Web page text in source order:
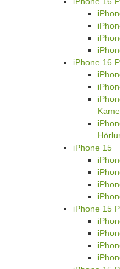
iPhone 16
iPhone 16
iPhone 15
iPhone 15